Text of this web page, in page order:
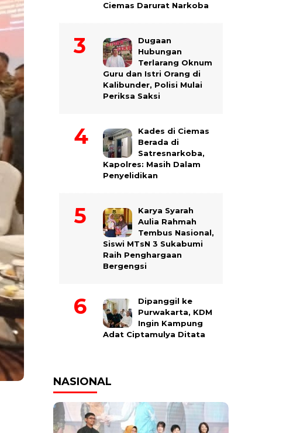
Ciemas Darurat Narkoba
Dugaan
Hubungan
Terlarang Oknum
Guru dan Istri Orang di
Kalibunder, Polisi Mulai
Periksa Saksi
Kades di Ciemas
Berada di
Satresnarkoba,
Kapolres: Masih Dalam
Penyelidikan
Karya Syarah
Aulia Rahmah
Tembus Nasional,
Siswi MTsN 3 Sukabumi
Raih Penghargaan
Bergengsi
Dipanggil ke
Purwakarta, KDM
Ingin Kampung
Adat Ciptamulya Ditata
NASIONAL